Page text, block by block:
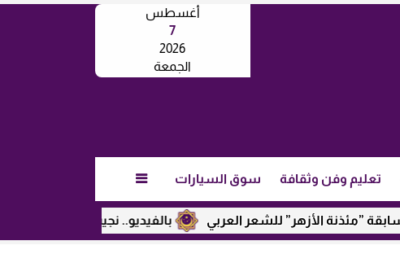
أغسطس
7
2026
الجمعة
تعليم وفن وثقافة سوق السيارات 
بالفيديو.. نجيب ساويرس يكشف عن الأزهر” للشعر العربي